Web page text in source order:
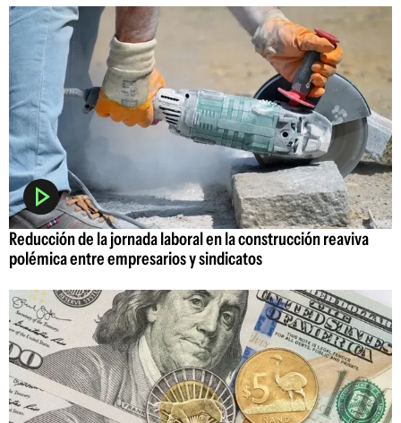
Reducción de la jornada laboral en la construcción reaviva
polémica entre empresarios y sindicatos